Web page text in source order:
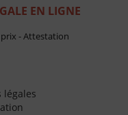
EN LIGNE
- Attestation
légales